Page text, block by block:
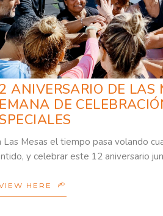
ANIVERSARIO DE LAS
DE
Las Mesas el tiempo pasa volando
y celebrar este 12 aniversario
HERE